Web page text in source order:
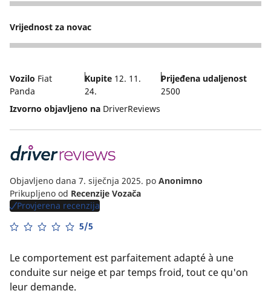
3
Vrijednost za novac
4
Vozilo Fiat
Panda
Kupite 12. 11.
24.
Prijeđena udaljenost
2500
Izvorno objavljeno na DriverReviews
Objavljeno dana 7. siječnja 2025. po Anonimno
Prikupljeno od Recenzije Vozača
Provjerena recenzija
5/5
Le comportement est parfaitement adapté à une
conduite sur neige et par temps froid, tout ce qu'on
leur demande.